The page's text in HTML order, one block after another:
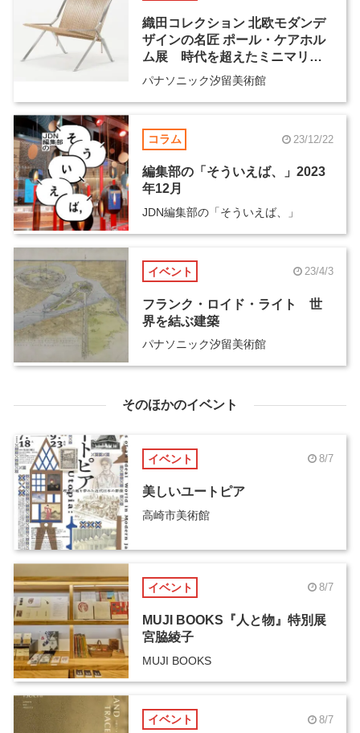
織田コレクション 北欧モダンデ
ザインの名匠 ポール・ケアホル
ム展 時代を超えたミニマリズ
ム
パナソニック汐留美術館
コラム 23/12/22
編集部の「そういえば、」2023
年12月
JDN編集部の「そういえば、」
イベント 23/4/3
フランク・ロイド・ライト 世
界を結ぶ建築
パナソニック汐留美術館
そのほかのイベント
イベント 8/7
美しいユートピア
高崎市美術館
イベント 8/7
MUJI BOOKS『人と物』特別展
宮脇綾子
MUJI BOOKS
イベント 8/7